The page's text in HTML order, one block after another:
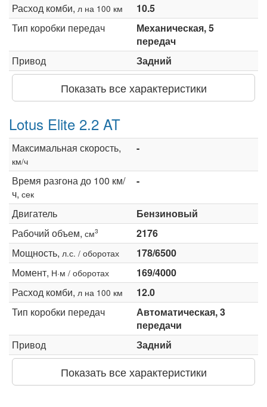
Расход комби, л на 100 км
10.5
Тип коробки передач
Механическая, 5
передач
Привод
Задний
Показать все характеристики
Lotus Elite 2.2 AT
Максимальная скорость,
км/ч
-
Время разгона до 100 км/
ч, сек
-
Двигатель
Бензиновый
Рабочий объем, см3
2176
Мощность, л.с. / оборотах
178/6500
Момент, Н·м / оборотах
169/4000
Расход комби, л на 100 км
12.0
Тип коробки передач
Автоматическая, 3
передачи
Привод
Задний
Показать все характеристики